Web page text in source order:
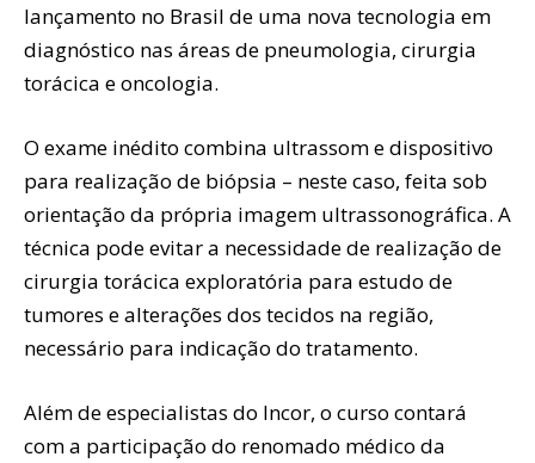
lançamento no Brasil de uma nova tecnologia em
diagnóstico nas áreas de pneumologia, cirurgia
torácica e oncologia.
O exame inédito combina ultrassom e dispositivo
para realização de biópsia – neste caso, feita sob
orientação da própria imagem ultrassonográfica. A
técnica pode evitar a necessidade de realização de
cirurgia torácica exploratória para estudo de
tumores e alterações dos tecidos na região,
necessário para indicação do tratamento.
Além de especialistas do Incor, o curso contará
com a participação do renomado médico da